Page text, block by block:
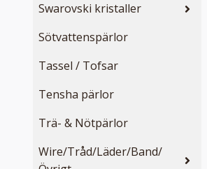
Swarovski kristaller
Sötvattenspärlor
Tassel / Tofsar
Tensha pärlor
Trä- & Nötpärlor
Wire/Tråd/Läder/Band/